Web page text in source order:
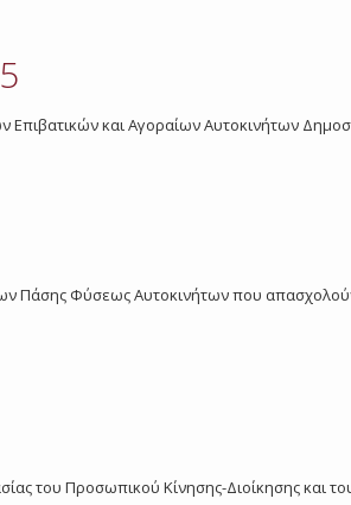
Επιβατικών και Αγοραίων Αυτοκινήτων
Πάσης Φύσεως Αυτοκινήτων που
του Προσωπικού Κίνησης-Διοίκησης και